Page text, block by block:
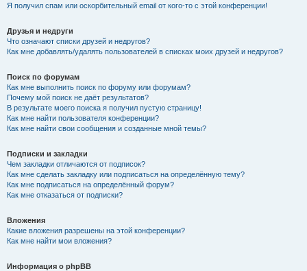
Я получил спам или оскорбительный email от кого-то с этой конференции!
Друзья и недруги
Что означают списки друзей и недругов?
Как мне добавлять/удалять пользователей в списках моих друзей и недругов?
Поиск по форумам
Как мне выполнить поиск по форуму или форумам?
Почему мой поиск не даёт результатов?
В результате моего поиска я получил пустую страницу!
Как мне найти пользователя конференции?
Как мне найти свои сообщения и созданные мной темы?
Подписки и закладки
Чем закладки отличаются от подписок?
Как мне сделать закладку или подписаться на определённую тему?
Как мне подписаться на определённый форум?
Как мне отказаться от подписки?
Вложения
Какие вложения разрешены на этой конференции?
Как мне найти мои вложения?
Информация о phpBB